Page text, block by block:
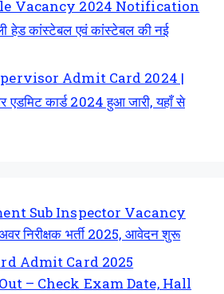
Vacancy 2024 Notification
हेड कांस्टेबल एवं कांस्टेबल की नई
Admit Card 2024 |
एडमिट कार्ड 2024 हुआ जारी, यहाँ से
Sub Inspector Vacancy
निरीक्षक भर्ती 2025, आवेदन शुरू
Admit Card 2025
– Check Exam Date, Hall